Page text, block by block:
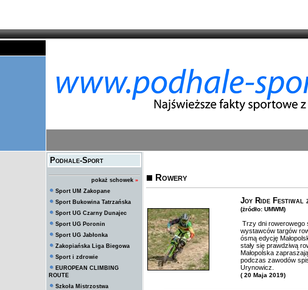
Podhale-Sport
pokaż schowek »
Sport UM Zakopane
Sport Bukowina Tatrzańska
Sport UG Czarny Dunajec
Sport UG Poronin
Sport UG Jabłonka
Zakopiańska Liga Biegowa
Sport i zdrowie
EUROPEAN CLIMBING
ROUTE
Szkoła Mistrzostwa
Rowery
Joy Ride Festiwal
(żródło: UMWM)
Trzy dni rowerowego
wystawców targów
ósmą edycję
stały się prawdziwą
Małopolska
podczas zawodów
Urynowicz.
( 20 Maja 2019)